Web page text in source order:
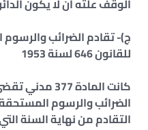
الوقف علته أن لا يكون
ج)- تقادم الضرائب
للقانون 646 لسنة 1953
كانت المادة
الضرائب والرسوم
التقادم من نهاية السنة